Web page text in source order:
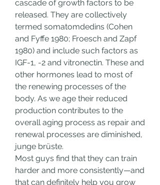
cascade of growth factors to be
released. They are collectively
termed somatomdedins (Cohen
and Fyffe 1980; Froesch and Zapf
1980) and include such factors as
IGF-1, -2 and vitronectin. These and
other hormones lead to most of
the renewing processes of the
body. As we age their reduced
production contributes to the
overall aging process as repair and
renewal processes are diminished,
junge brüste.
Most guys find that they can train
harder and more consistently—and
that can definitely help you grow